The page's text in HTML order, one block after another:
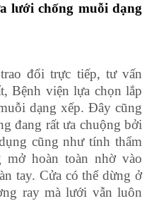
lưới chống muỗi dạng
đổi trực tiếp, tư vấn
Bệnh viện lựa chọn lắp
dạng xếp. Đây cũng
đang rất ưa chuộng bởi
cũng như tính thẩm
mở hoàn toàn nhờ vào
tay. Cửa có thể dừng ở
ray mà lưới vẫn luôn